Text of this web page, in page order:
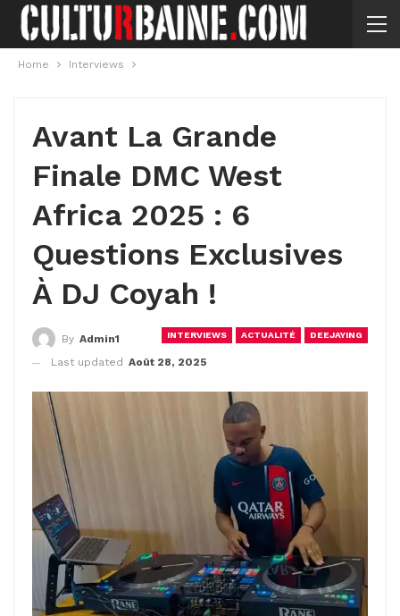
Home Interviews
Avant La Grande
Finale DMC West
Africa 2025 : 6
Questions Exclusives
À DJ Coyah !
INTERVIEWS ACTUALITÉ DEEJAYING
By Admin1
Last updated Août 28, 2025